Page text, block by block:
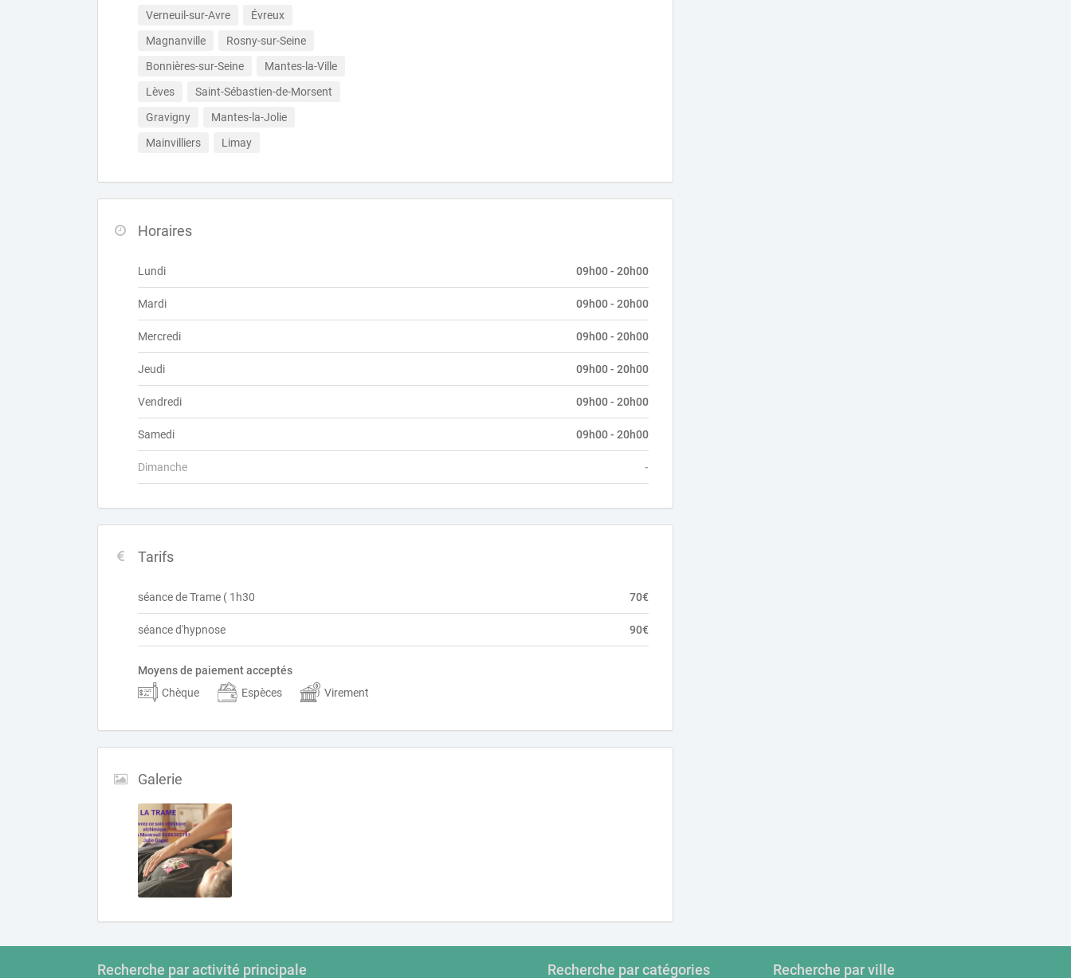
Verneuil-sur-Avre
Évreux
Magnanville
Rosny-sur-Seine
Bonnières-sur-Seine
Mantes-la-Ville
Lèves
Saint-Sébastien-de-Morsent
Gravigny
Mantes-la-Jolie
Mainvilliers
Limay
Horaires
Lundi 09h00 - 20h00
Mardi 09h00 - 20h00
Mercredi 09h00 - 20h00
Jeudi 09h00 - 20h00
Vendredi 09h00 - 20h00
Samedi 09h00 - 20h00
Dimanche -
Tarifs
séance de Trame ( 1h30 70€
séance d'hypnose 90€
Moyens de paiement acceptés
Chèque
Espèces Virement
Galerie
Recherche par activité principale Recherche par catégories Recherche par ville